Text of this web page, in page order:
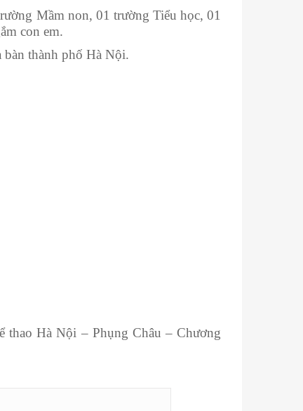
Mầm non, 01 trường Tiểu học, 01
con em.
thành phố Hà Nội.
Hà Nội – Phụng Châu – Chương